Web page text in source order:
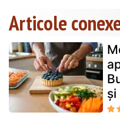
Articole
și